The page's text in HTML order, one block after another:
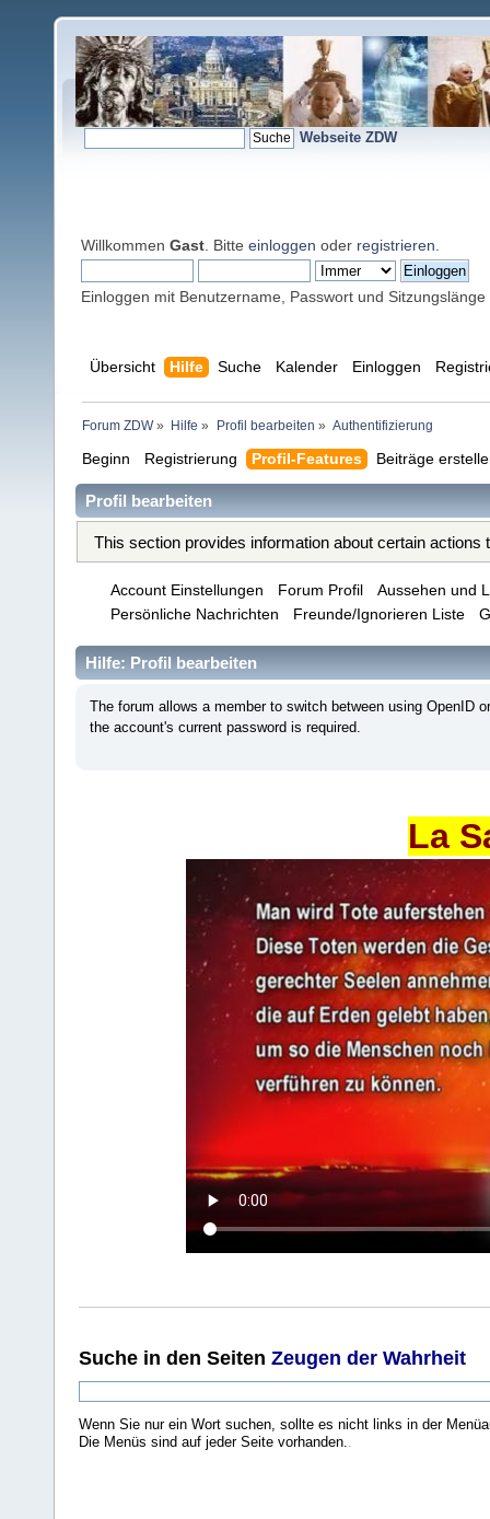
Webseite ZDW
Willkommen Gast . Bitte einloggen oder registrieren
Einloggen mit Benutzername, Passwort und Sitzungslänge
Übersicht Hilfe Suche Kalender Einloggen
Forum ZDW» Hilfe » Profil bearbeiten » Authentifizierung
Beginn Registrierung Profil-Features Beiträge
Profil bearbeiten
This section provides information about certain
Account Einstellungen Forum Profil
Aussehen und
Persönliche Nachrichten
Freunde/Ignorieren Liste
Hilfe: Profil bearbeiten
The forum allows a member to switch between using OpenID
the account's current password is required.
La
Suche in den Seiten Zeugen der Wahrheit
Wenn Sie nur ein Wort suchen, sollte es nicht links in der
Die Menüs sind auf jeder Seite vorhanden.